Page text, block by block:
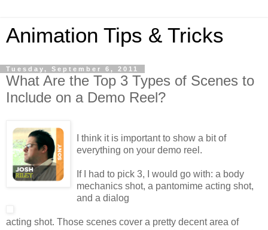
Animation Tips & Tricks
Tuesday, September 6, 2011
What Are the Top 3 Types of Scenes to
Include on a Demo Reel?
I think it is important to show a bit of
everything on your demo reel.
If I had to pick 3, I would go with: a body
mechanics shot, a pantomime acting shot,
and a dialog
acting shot. Those scenes cover a pretty decent area of